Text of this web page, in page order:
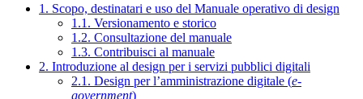
1. Scopo, destinatari e uso del Manuale operativo di design
1.1. Versionamento e storico
1.2. Consultazione del manuale
1.3. Contribuisci al manuale
2. Introduzione al design per i servizi pubblici digitali
2.1. Design per l’amministrazione digitale (e-
government)